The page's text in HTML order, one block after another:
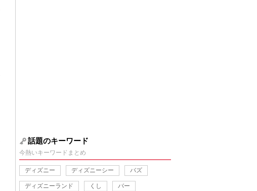
話題のキーワード
今熱いキーワードまとめ
ディズニー ディズニーシー バズ
ディズニーランド くし バー